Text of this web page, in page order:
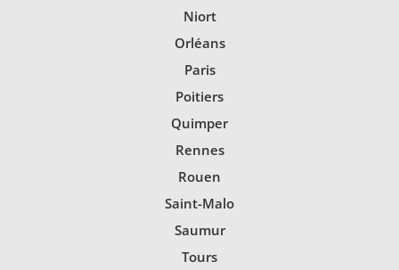
Niort
Orléans
Paris
Poitiers
Quimper
Rennes
Rouen
Saint-Malo
Saumur
Tours